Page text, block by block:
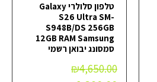
טלפון סלולרי Galaxy
S26 Ultra SM-
S948B/DS 256GB
12GB RAM Samsung
סמסונג יבואן רשמי
₪4,650.00